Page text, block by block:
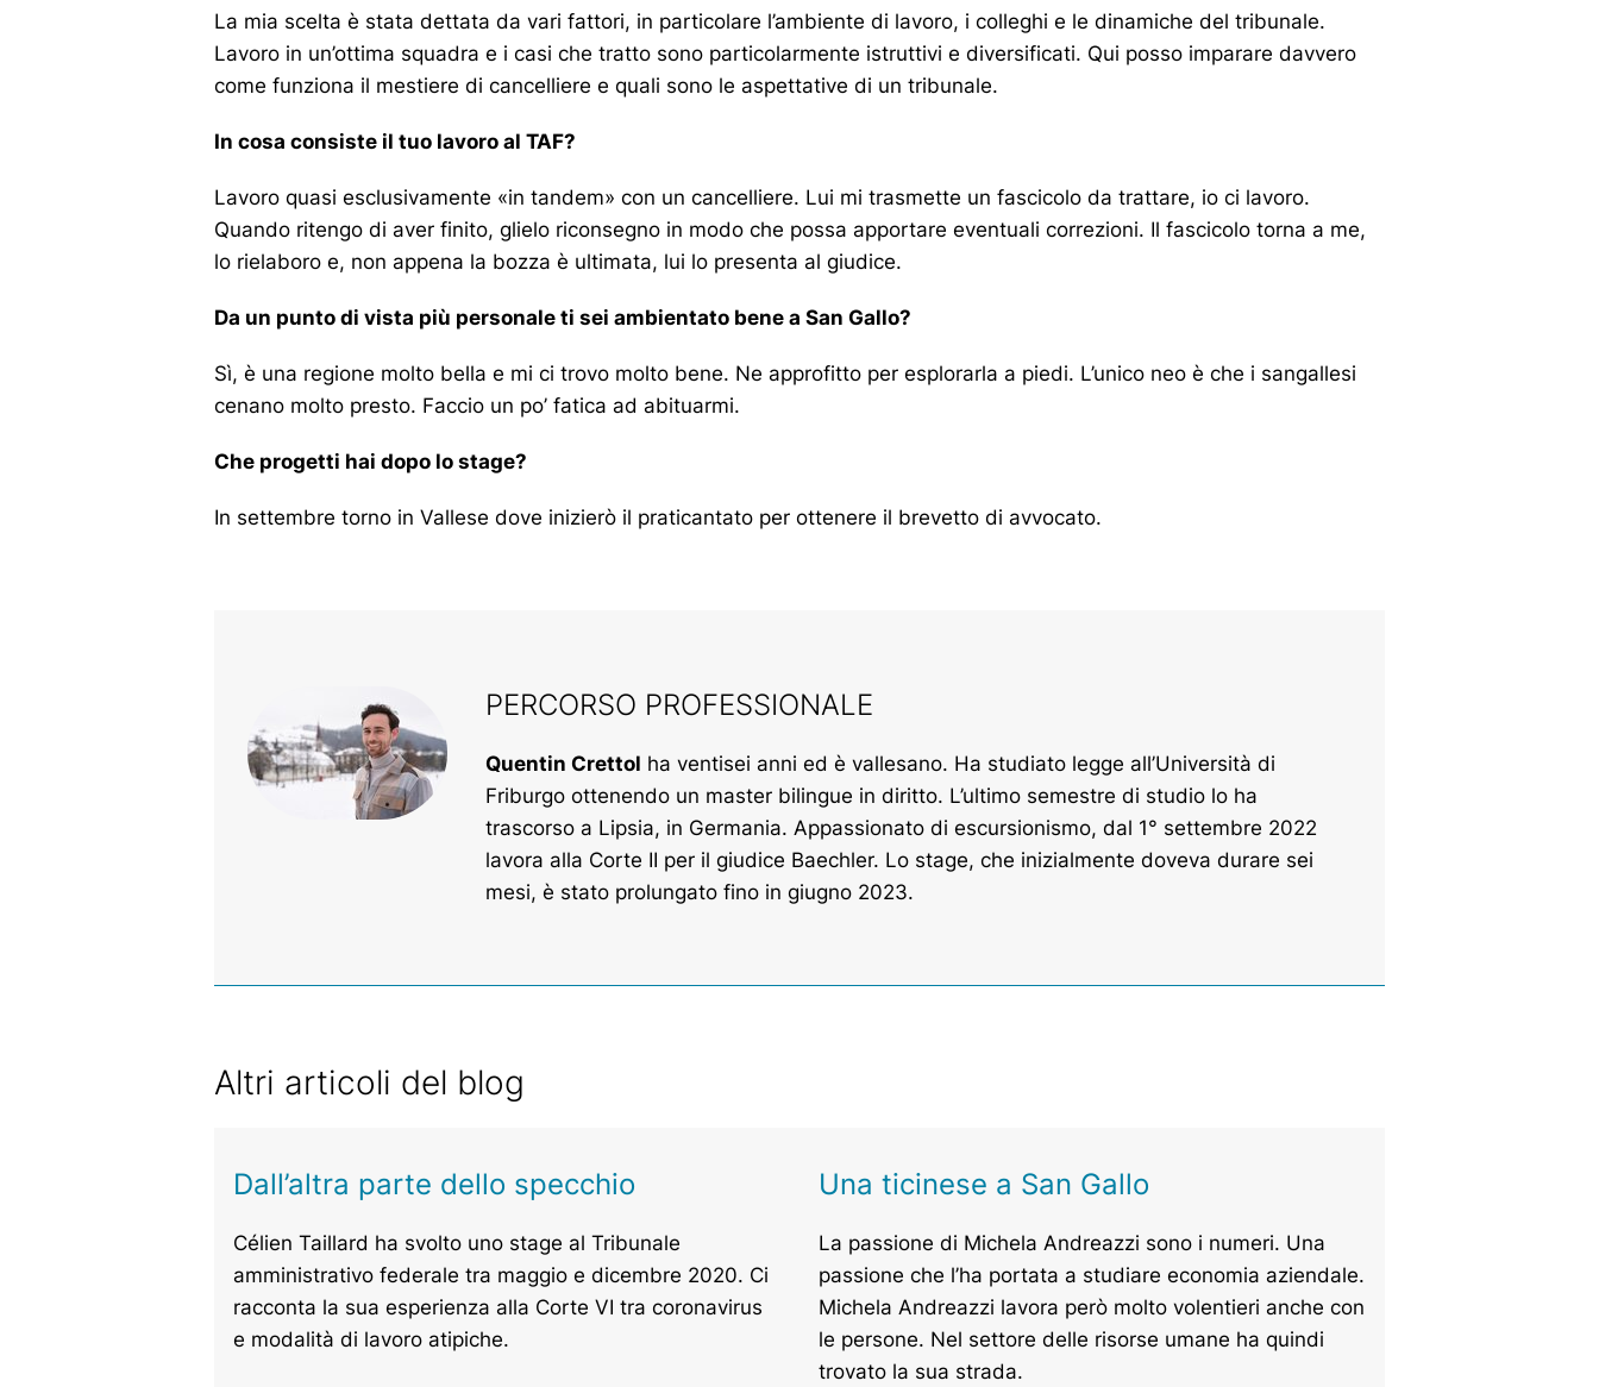
La mia scelta è stata dettata da vari fattori, in particolare l’ambiente di lavoro, i colleghi e le dinamiche del tribunale.
Lavoro in un’ottima squadra e i casi che tratto sono particolarmente istruttivi e diversificati. Qui posso imparare davvero
come funziona il mestiere di cancelliere e quali sono le aspettative di un tribunale.
In cosa consiste il tuo lavoro al TAF?
Lavoro quasi esclusivamente «in tandem» con un cancelliere. Lui mi trasmette un fascicolo da trattare, io ci lavoro.
Quando ritengo di aver finito, glielo riconsegno in modo che possa apportare eventuali correzioni. Il fascicolo torna a me,
lo rielaboro e, non appena la bozza è ultimata, lui lo presenta al giudice.
Da un punto di vista più personale ti sei ambientato bene a San Gallo?
Sì, è una regione molto bella e mi ci trovo molto bene. Ne approfitto per esplorarla a piedi. L’unico neo è che i sangallesi
cenano molto presto. Faccio un po’ fatica ad abituarmi.
Che progetti hai dopo lo stage?
In settembre torno in Vallese dove inizierò il praticantato per ottenere il brevetto di avvocato.
PERCORSO PROFESSIONALE
Quentin Crettol ha ventisei anni ed è vallesano. Ha studiato legge all’Università di
Friburgo ottenendo un master bilingue in diritto. L’ultimo semestre di studio lo ha
trascorso a Lipsia, in Germania. Appassionato di escursionismo, dal 1° settembre 2022
lavora alla Corte II per il giudice Baechler. Lo stage, che inizialmente doveva durare sei
mesi, è stato prolungato fino in giugno 2023.
Altri articoli del blog
Dall’altra parte dello specchio
Célien Taillard ha svolto uno stage al Tribunale
amministrativo federale tra maggio e dicembre 2020. Ci
racconta la sua esperienza alla Corte VI tra coronavirus
e modalità di lavoro atipiche.
Una ticinese a San Gallo
La passione di Michela Andreazzi sono i numeri. Una
passione che l’ha portata a studiare economia aziendale.
Michela Andreazzi lavora però molto volentieri anche con
le persone. Nel settore delle risorse umane ha quindi
trovato la sua strada.